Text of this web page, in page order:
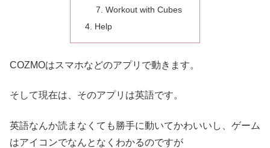
Workout with Cubes
Help
COZMOはスマホなどのアプリで動きます。
そして現在は、そのアプリは英語です。
英語なんか読まなくても勝手に動いてかわいいし、ゲーム
はアイコンでなんとなくわかるのですが